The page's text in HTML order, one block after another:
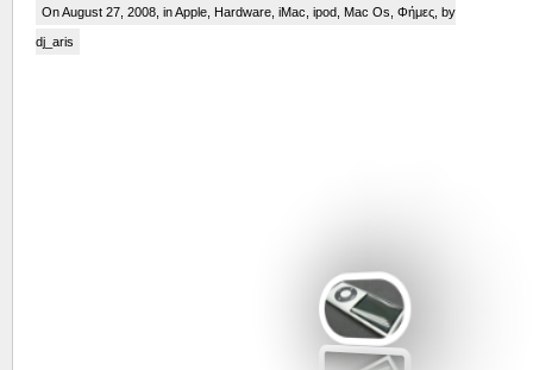
On August 27, 2008, inApple Hardware iMac ipod Mac Os Φήμες , by
dj_aris